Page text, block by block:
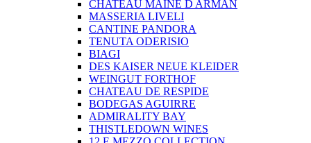
CHATEAU MAINE D ARMAN
MASSERIA LIVELI
CANTINE PANDORA
TENUTA ODERISIO
BIAGI
DES KAISER NEUE KLEIDER
WEINGUT FORTHOF
CHATEAU DE RESPIDE
BODEGAS AGUIRRE
ADMIRALITY BAY
THISTLEDOWN WINES